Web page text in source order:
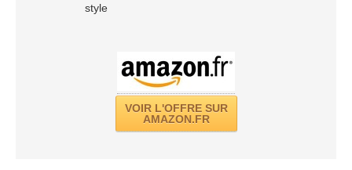
style
VOIR L'OFFRE SUR
AMAZON.FR